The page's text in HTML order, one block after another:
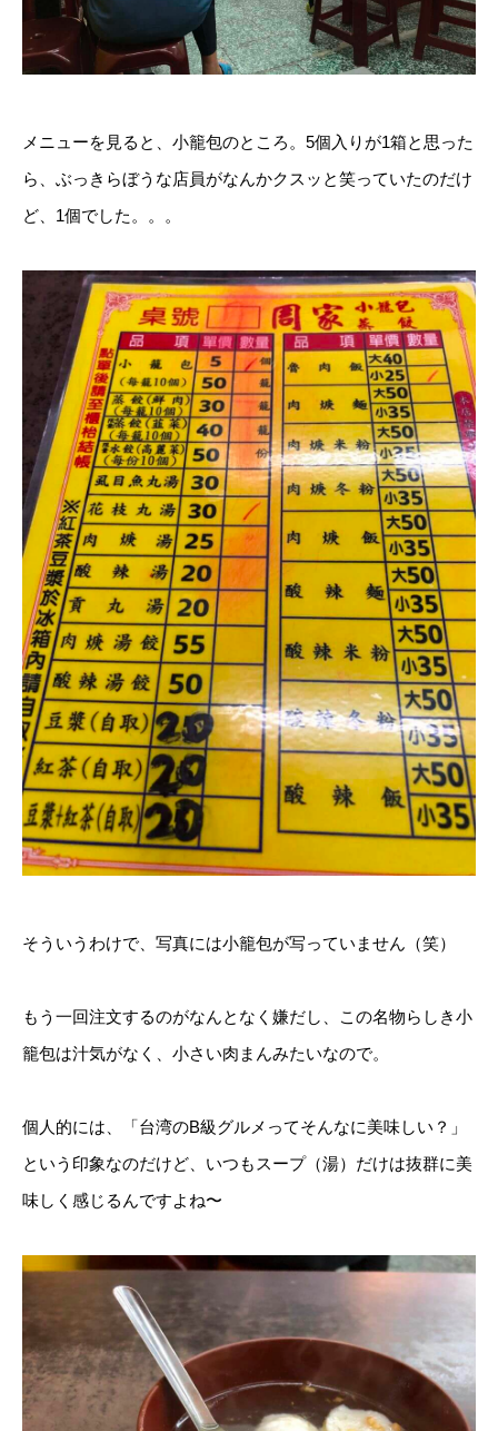
メニューを見ると、小籠包のところ。5個入りが1箱と思った
ら、ぶっきらぼうな店員がなんかクスッと笑っていたのだけ
ど、1個でした。。。
そういうわけで、写真には小籠包が写っていません（笑）
もう一回注文するのがなんとなく嫌だし、この名物らしき小
籠包は汁気がなく、小さい肉まんみたいなので。
個人的には、「台湾のB級グルメってそんなに美味しい？」
という印象なのだけど、いつもスープ（湯）だけは抜群に美
味しく感じるんですよね〜